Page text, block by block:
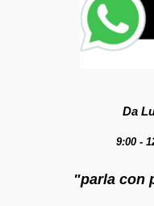
Da
9:00 -
"parla con